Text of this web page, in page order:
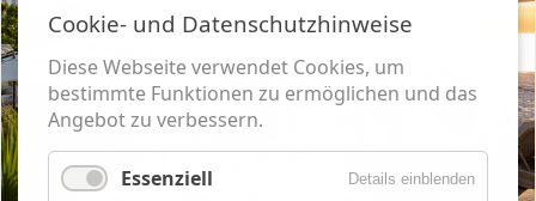
Cookie- und Datenschutzhinweise
Diese Webseite verwendet Cookies, um
bestimmte Funktionen zu ermöglichen und das
Angebot zu verbessern.
Essenziell Details einblenden